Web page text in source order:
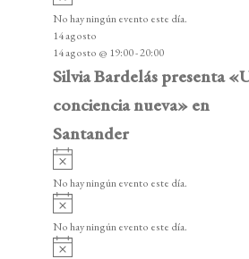
o
v
i
s
o
No hay ningún evento este día.
14 agosto
14 agosto @ 19:00-20:00
Silvia Bardelás presenta
conciencia nueva» en
Santander
A
v
i
o
No hay ningún evento este día.
A
v
i
No hay ningún evento este día.